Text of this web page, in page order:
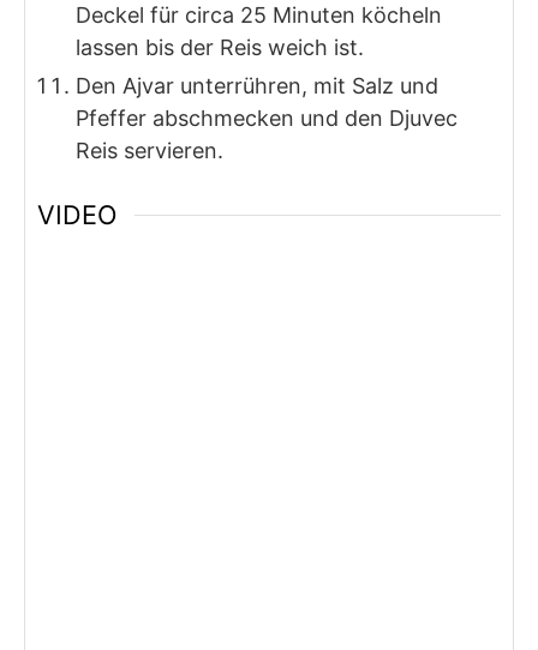
Deckel für circa 25 Minuten köcheln
lassen bis der Reis weich ist.
Den Ajvar unterrühren, mit Salz und
Pfeffer abschmecken und den Djuvec
Reis servieren.
VIDEO